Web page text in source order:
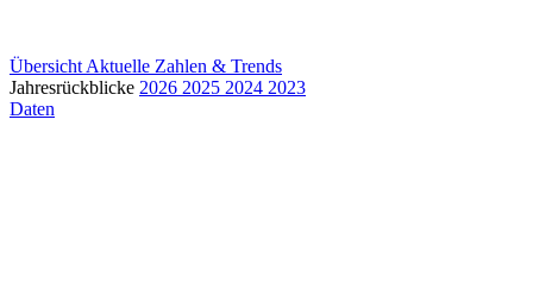
Übersicht Aktuelle Zahlen & Trends
Jahresrückblicke 2026 2025 2024 2023
Daten